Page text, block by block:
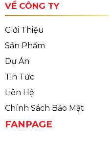
VỀ CÔNG TY
Giới Thiệu
Sản Phẩm
Dự Án
Tin Tức
Liên Hệ
Chính Sách Bảo Mật
FANPAGE